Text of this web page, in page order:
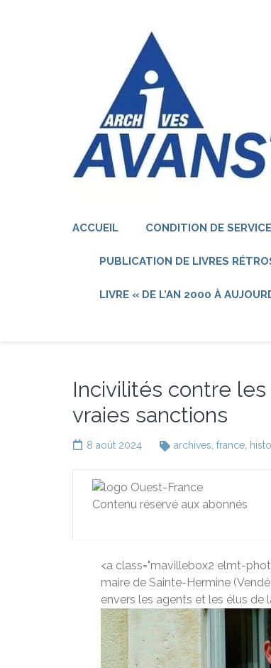
ACCUEIL CONDITION DE
PUBLICATION DE LIVRES
LIVRE « DE L’AN 2000 À
Incivilités contre
vraies sanctions
8 août 2024 archives france
Contenu réservé aux abonnés
<a class="mavillebox2 elmt-
maire de Sainte-Hermine
envers les agents et les élus